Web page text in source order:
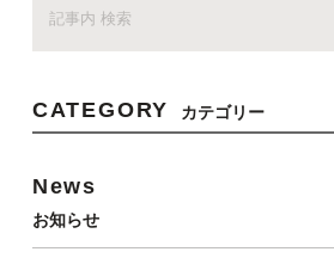
CATEGORY カテゴリー
News
お知らせ